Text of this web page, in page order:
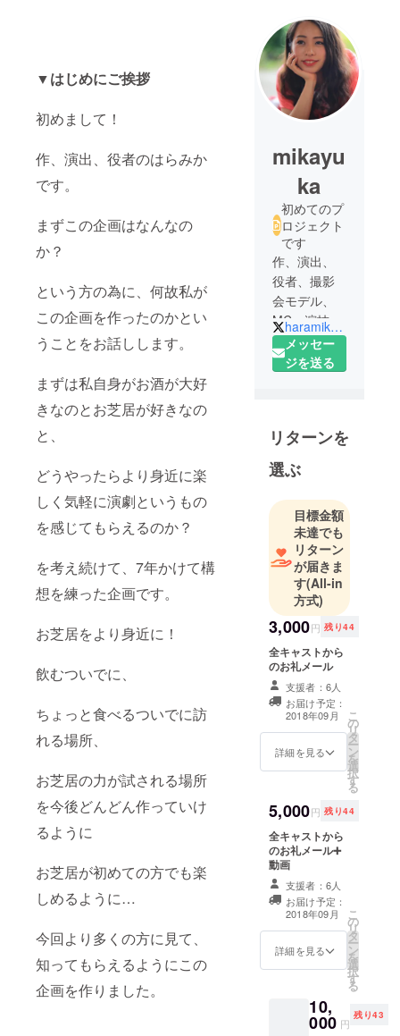
▼はじめにご挨拶
初めまして！
作、演出、役者のはらみか
です。
まずこの企画はなんなの
か？
という方の為に、何故私が
この企画を作ったのかとい
うことをお話しします。
まずは私自身がお酒が大好
きなのとお芝居が好きなの
と、
どうやったらより身近に楽
しく気軽に演劇というもの
を感じてもらえるのか？
を考え続けて、7年かけて構
想を練った企画です。
お芝居をより身近に！
飲むついでに、
ちょっと食べるついでに訪
れる場所、
お芝居の力が試される場所
を今後どんどん作っていけ
るように
お芝居が初めての方でも楽
しめるように…
今回より多くの方に見て、
知ってもらえるようにこの
企画を作りました。
mikayu
ka
初めてのプ
ロジェクト
です
作、演出、
役者、撮影
会モデル、
MC、演技講
師、プロ
デュース業
に全力を注
いで生きて
ます。
haramika25
メッセー
ジを送る
リターンを
選ぶ
目標金額
未達でも
リターン
が届きま
す(All-in
方式)
3,000円 残り44
全キャストから
のお礼メール
支援者：6人
お届け予定：
2018年09月
詳細を見る
こ
の
リ
タ
ー
ン
を
選
択
す
る
5,000円 残り44
全キャストから
のお礼メール➕
動画
支援者：6人
お届け予定：
2018年09月
詳細を見る
こ
の
リ
タ
ー
ン
を
選
択
す
る
10,
000 円
残り43